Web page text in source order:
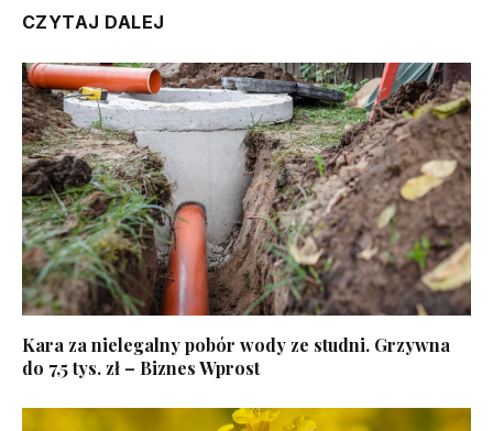
CZYTAJ DALEJ
Kara za nielegalny pobór wody ze studni. Grzywna
do 7,5 tys. zł – Biznes Wprost